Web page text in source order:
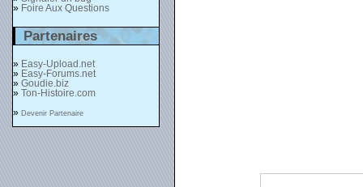
» Foire Aux Questions
Partenaires
» Easy-Upload.net
» Easy-Forums.net
» Goudie.biz
» Ton-Histoire.com
» Devenir Partenaire